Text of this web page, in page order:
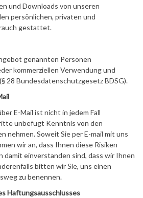
und Downloads von unseren
persönlichen, privaten und
gestattet.
genannten Personen
kommerziellen Verwendung und
28 Bundesdatenschutzgesetz BDSG).
E-Mail ist nicht in jedem Fall
unbefugt Kenntnis von den
nehmen. Soweit Sie per E-mail mit uns
wir an, dass Ihnen diese Risiken
damit einverstanden sind, dass wir Ihnen
bitten wir Sie, uns einen
zu benennen.
Haftungsausschlusses